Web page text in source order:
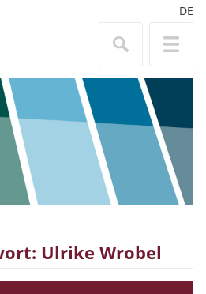
DE
Ulrike Wrobel